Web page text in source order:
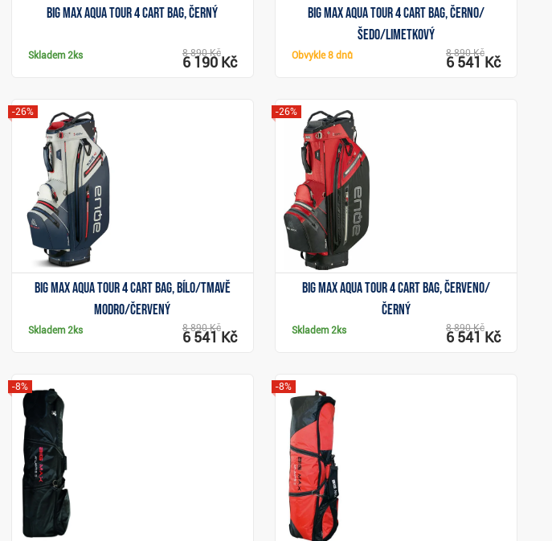
Big Max Aqua Tour 4 cart bag, černý
Skladem2ks 8 890 Kč
6 190 Kč
Big Max Aqua Tour 4 cart bag, černo/
šedo/limetkový
Obvykle8 dnů 8 890 Kč
6 541 Kč
Big Max Aqua Tour 4 cart bag, bílo/tmavě
modro/červený
-26%
Skladem2ks 8 890 Kč
6 541 Kč
Big Max Aqua Tour 4 cart bag, červeno/
černý
-26%
Skladem2ks 8 890 Kč
6 541 Kč
-8% -8%